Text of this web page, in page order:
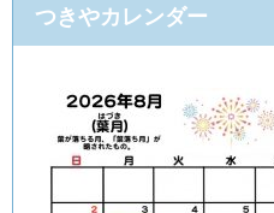
つきやカレンダー